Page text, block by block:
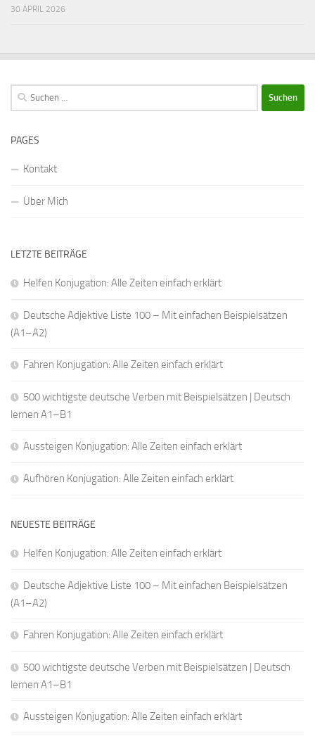
30 APRIL 2026
Suchen
nach:
PAGES
Kontakt
Über Mich
LETZTE BEITRÄGE
Helfen Konjugation: Alle Zeiten einfach erklärt
Deutsche Adjektive Liste 100 – Mit einfachen Beispielsätzen
(A1–A2)
Fahren Konjugation: Alle Zeiten einfach erklärt
500 wichtigste deutsche Verben mit Beispielsätzen | Deutsch
lernen A1–B1
Aussteigen Konjugation: Alle Zeiten einfach erklärt
Aufhören Konjugation: Alle Zeiten einfach erklärt
NEUESTE BEITRÄGE
Helfen Konjugation: Alle Zeiten einfach erklärt
Deutsche Adjektive Liste 100 – Mit einfachen Beispielsätzen
(A1–A2)
Fahren Konjugation: Alle Zeiten einfach erklärt
500 wichtigste deutsche Verben mit Beispielsätzen | Deutsch
lernen A1–B1
Aussteigen Konjugation: Alle Zeiten einfach erklärt